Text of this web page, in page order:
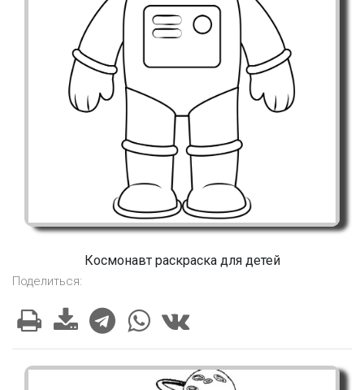
Космонавт раскраска для детей
Поделиться: